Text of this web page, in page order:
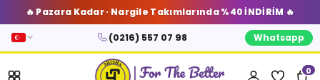
🔥 Pazara Kadar · Nargile Takımlarında %40 İNDİRİM 🔥
(0216) 557 07 98 Whatsapp
0